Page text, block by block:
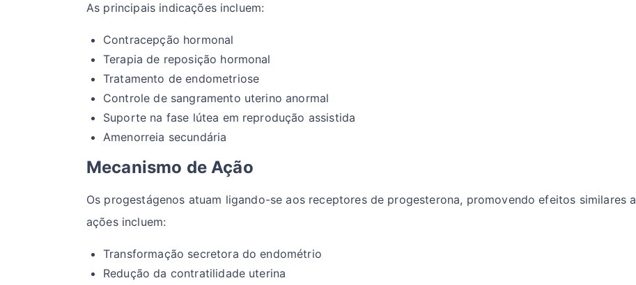
As principais indicações incluem:
Contracepção hormonal
Terapia de reposição hormonal
Tratamento de endometriose
Controle de sangramento uterino anormal
Suporte na fase lútea em reprodução assistida
Amenorreia secundária
Mecanismo de Ação
Os progestágenos atuam ligando-se aos receptores de progesterona, promovendo efeitos similares
ações incluem:
Transformação secretora do endométrio
Redução da contratilidade uterina